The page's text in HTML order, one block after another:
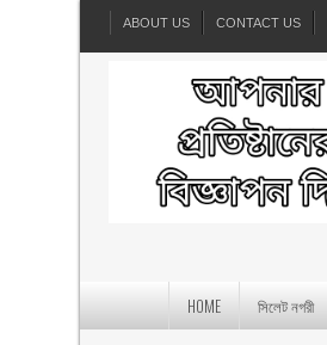
ABOUT US CONTACT US
HOME সিলেট নগরী